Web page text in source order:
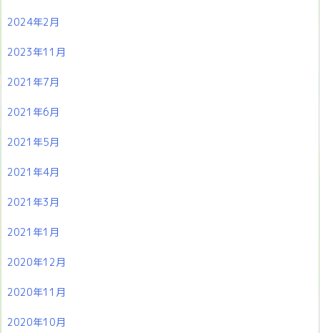
2024年2月
2023年11月
2021年7月
2021年6月
2021年5月
2021年4月
2021年3月
2021年1月
2020年12月
2020年11月
2020年10月